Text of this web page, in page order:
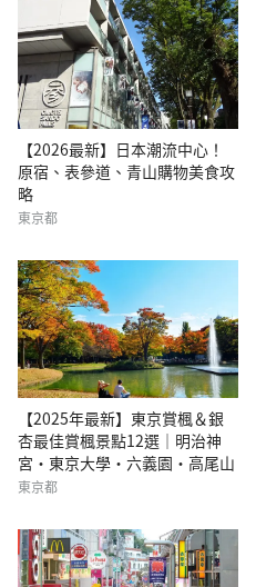
【2026最新】日本潮流中心！
原宿、表參道、青山購物美食攻
略
東京都
【2025年最新】東京賞楓＆銀
杏最佳賞楓景點12選｜明治神
宮・東京大學・六義園・高尾山
東京都